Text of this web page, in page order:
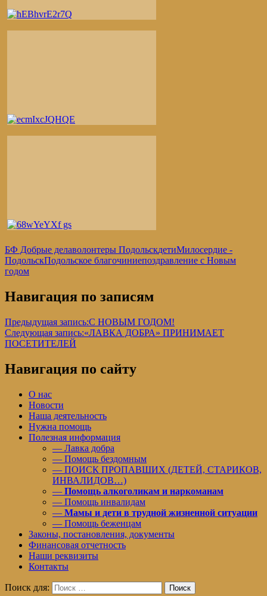
БФ Добрые делаволонтеры ПодольскдетиМилосердие -
ПодольскПодольское благочиниепоздравление с Новым
годом
Навигация по записям
Предыдущая запись:С НОВЫМ ГОДОМ!
Следующая запись:«ЛАВКА ДОБРА» ПРИНИМАЕТ
ПОСЕТИТЕЛЕЙ
Навигация по сайту
О нас
Новости
Наша деятельность
Нужна помощь
Полезная информация
— Лавка добра
— Помощь бездомным
— ПОИСК ПРОПАВШИХ (ДЕТЕЙ, СТАРИКОВ,
ИНВАЛИДОВ…)
— Помощь алкоголикам и наркоманам
— Помощь инвалидам
— Мамы и дети в трудной жизненной ситуации
— Помощь беженцам
Законы, постановления, документы
Финансовая отчетность
Наши реквизиты
Контакты
Поиск для: Поиск